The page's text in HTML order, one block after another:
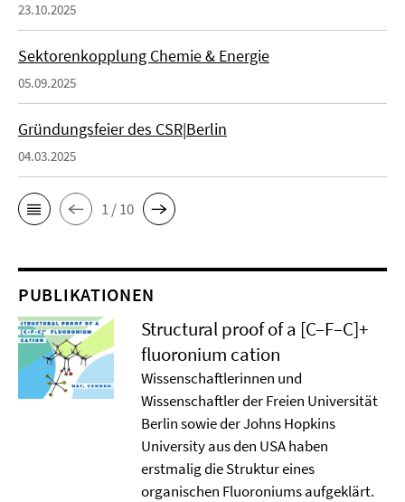
23.10.2025
Sektorenkopplung Chemie & Energie
05.09.2025
Gründungsfeier des CSR|Berlin
04.03.2025
1 / 10
PUBLIKATIONEN
Structural proof of a [C–F–C]+
ﬂuoronium cation
Wissenschaftlerinnen und
Wissenschaftler der Freien Universität
Berlin sowie der Johns Hopkins
University aus den USA haben
erstmalig die Struktur eines
organischen Fluoroniums aufgeklärt.